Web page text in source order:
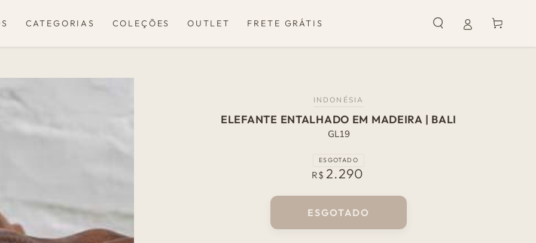
CATEGORIAS COLEÇÕES OUTLET FRETE GRÁTIS Carrinho
INDONÉSIA
ELEFANTE ENTALHADO EM MADEIRA | BALI
GL19
Preço
R$ 2.290
ESGOTADO
ESGOTADO